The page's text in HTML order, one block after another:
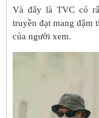
Và đây là TVC có
truyền đạt mang đậm
của người xem.